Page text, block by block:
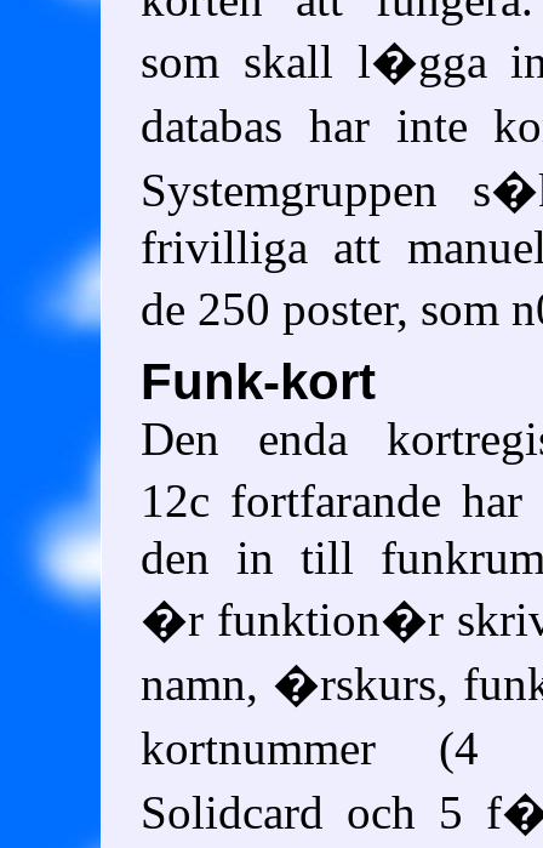
som skall l�gga
databas har inte
Systemgruppen
frivilliga att
de 250 poster, som
Funk-kort
Den enda
12c fortfarande
den in till
�r funktion�r skriv
namn, �rskurs,
kortnummer
Solidcard och 5